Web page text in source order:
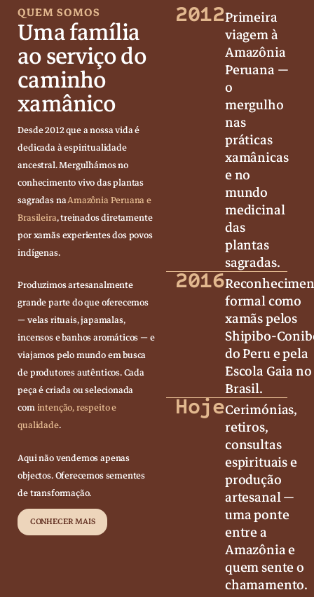
QUEM SOMOS
Uma família
ao serviço do
caminho
xamânico
Desde 2012 que a nossa vida é
dedicada à espiritualidade
ancestral. Mergulhámos no
conhecimento vivo das plantas
sagradas naAmazônia Peruana e
Brasileira, treinados diretamente
por xamãs experientes dos povos
indígenas.
Produzimos artesanalmente
grande parte do que oferecemos
— velas rituais, japamalas,
incensos e banhos aromáticos — e
viajamos pelo mundo em busca
de produtores autênticos. Cada
peça é criada ou selecionada
comintenção, respeito e
qualidade.
Aqui não vendemos apenas
objectos. Oferecemos sementes
de transformação.
CONHECER MAIS
2012Primeira
viagem à
Amazônia
Peruana —
o
mergulho
nas
práticas
xamânicas
e no
mundo
medicinal
das
plantas
sagradas.
2016
formal como
xamãs pelos
Shipibo-
do Peru e pela
Escola Gaia no
Brasil.
HojeCerimónias,
retiros,
consultas
espirituais e
produção
artesanal —
uma ponte
entre a
Amazônia e
quem sente o
chamamento.